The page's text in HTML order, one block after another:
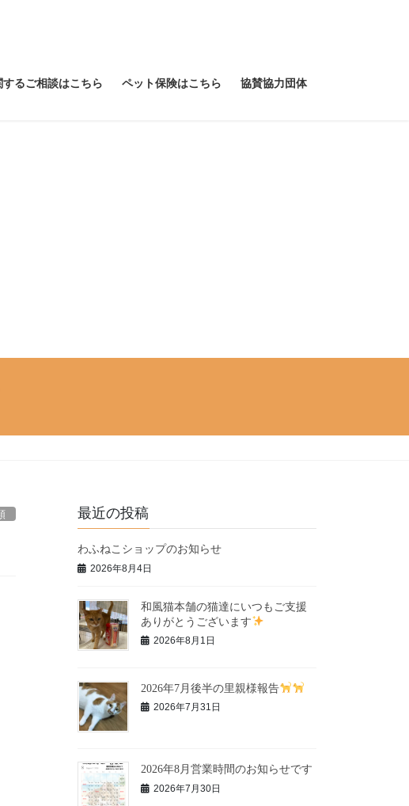
るご相談はこちら ペット保険はこちら 協賛協力団体
最近の投稿
わふねこショップのお知らせ
2026年8月4日
和風猫本舗の猫達にいつもご支援
ありがとうございます
2026年8月1日
2026年7月後半の里親様報告
2026年7月31日
2026年8月営業時間のお知らせです
2026年7月30日